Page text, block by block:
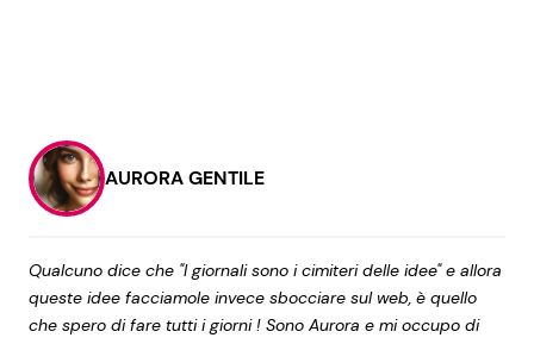
AURORA GENTILE
Qualcuno dice che "I giornali sono i cimiteri delle idee" e allora
queste idee facciamole invece sbocciare sul web, è quello
che spero di fare tutti i giorni ! Sono Aurora e mi occupo di